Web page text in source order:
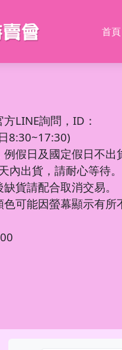
首頁
LINE詢問，ID：
8:30~17:30)
假日及國定假日不出
內出貨，請耐心等待。
貨請配合取消交易。
可能因螢幕顯示有所